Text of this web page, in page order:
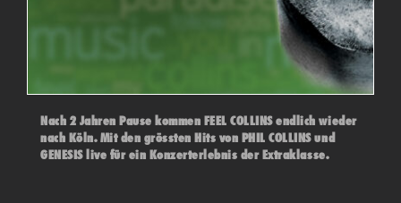
Nach 2 Jahren Pause kommen FEEL COLLINS endlich wieder
nach Köln. Mit den grössten Hits von PHIL COLLINS und
GENESIS live für ein Konzerterlebnis der Extraklasse.